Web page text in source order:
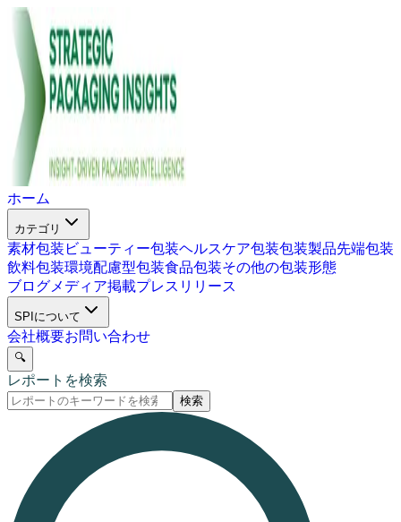
ホーム
カテゴリ
素材包装 ビューティー包装ヘルスケア包装包装製品先端包装
飲料包装環境配慮型包装食品包装その他の包装形態
ブログメディア掲載プレスリリース
SPIについて
会社概要お問い合わせ
🔍
レポートを検索
検索